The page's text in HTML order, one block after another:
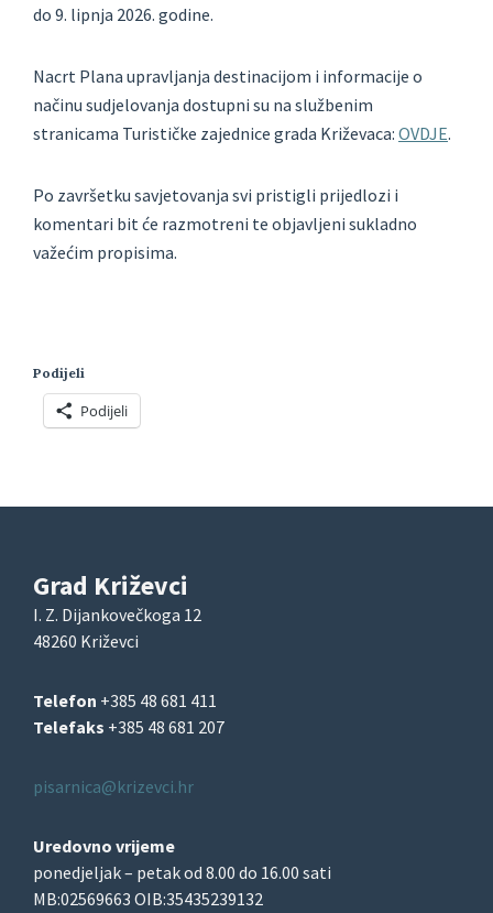
do 9. lipnja 2026. godine.
Nacrt Plana upravljanja destinacijom i informacije o
načinu sudjelovanja dostupni su na službenim
stranicama Turističke zajednice grada Križevaca: OVDJE.
Po završetku savjetovanja svi pristigli prijedlozi i
komentari bit će razmotreni te objavljeni sukladno
važećim propisima.
Podijeli
Podijeli
Grad Križevci
I. Z. Dijankovečkoga 12
48260 Križevci
Telefon +385 48 681 411
Telefaks +385 48 681 207
pisarnica@krizevci.hr
Uredovno vrijeme
ponedjeljak – petak od 8.00 do 16.00 sati
MB:02569663 OIB:35435239132